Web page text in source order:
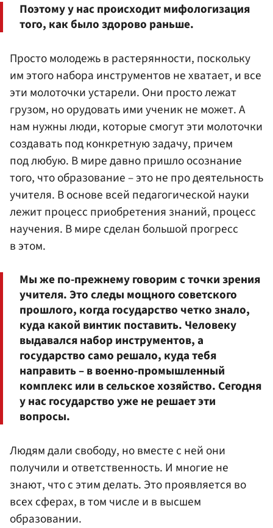
Поэтому у нас происходит мифологизация
того, как было здорово раньше.
Просто молодежь в растерянности, поскольку
им этого набора инструментов не хватает, и все
эти молоточки устарели. Они просто лежат
грузом, но орудовать ими ученик не может. А
нам нужны люди, которые смогут эти молоточки
создавать под конкретную задачу, причем
под любую. В мире давно пришло осознание
того, что образование – это не про деятельность
учителя. В основе всей педагогической науки
лежит процесс приобретения знаний, процесс
научения. В мире сделан большой прогресс
в этом.
Мы же по-прежнему говорим с точки зрения
учителя. Это следы мощного советского
прошлого, когда государство четко знало,
куда какой винтик поставить. Человеку
выдавался набор инструментов, а
государство само решало, куда тебя
направить – в военно-промышленный
комплекс или в сельское хозяйство. Сегодня
у нас государство уже не решает эти
вопросы.
Людям дали свободу, но вместе с ней они
получили и ответственность. И многие не
знают, что с этим делать. Это проявляется во
всех сферах, в том числе и в высшем
образовании.